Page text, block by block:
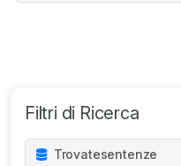
Filtri di Ricerca
Trovatesentenze